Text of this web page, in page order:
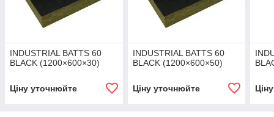
INDUSTRIAL BATTS 60
BLACK (1200×600×30)
Ціну уточнюйте
INDUSTRIAL BATTS 60
BLACK (1200×600×50)
Ціну уточнюйте